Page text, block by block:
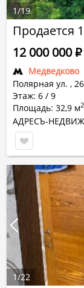
Продается
Медведково
Полярная ул. ,
Этаж: 6 / 9
Площадь: 32,9 м2
12 000 000Р
АДРЕСЪ-
1/19
1/22